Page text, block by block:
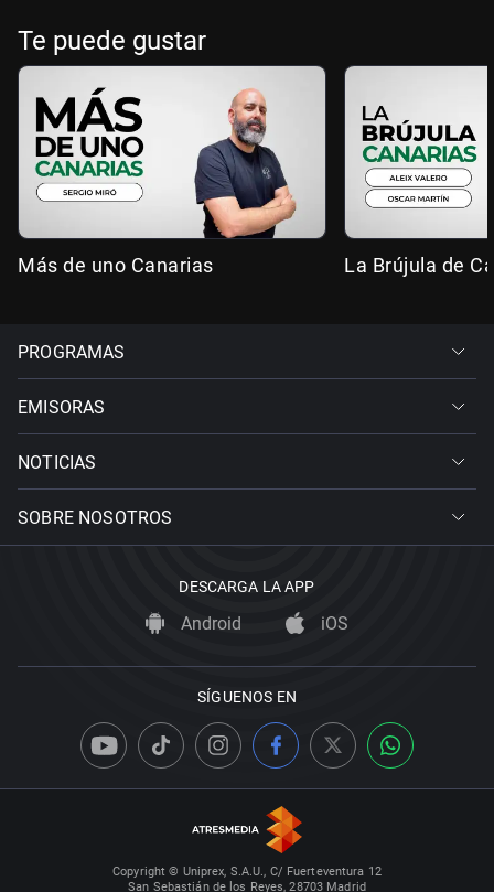
Te puede gustar
Más de uno Canarias La Brújula de
PROGRAMAS
EMISORAS
NOTICIAS
SOBRE NOSOTROS
DESCARGA LA APP
Android iOS
SÍGUENOS EN
Copyright © Uniprex, S.A.U., C/ Fuerteventura 12
San Sebastián de los Reyes, 28703 Madrid